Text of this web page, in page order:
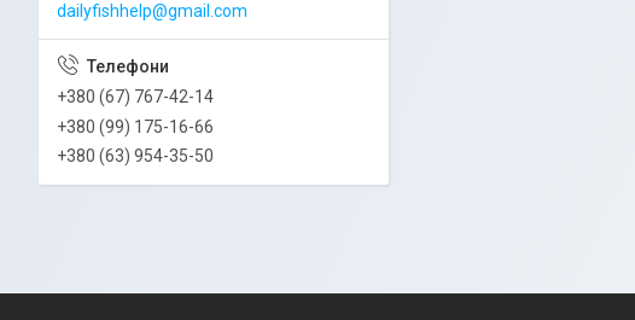
dailyfishhelp@gmail.com
+380 (67) 767-42-14
+380 (99) 175-16-66
+380 (63) 954-35-50